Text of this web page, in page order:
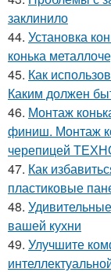
заклинило
44. Установка
конька
45. Как
Каким должен
46. Монтаж
финиш. Монтаж
черепицей
47. Как
пластиковые
48.
вашей кухни
49. Улучшите